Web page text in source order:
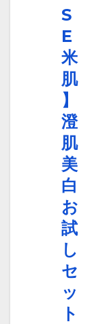
S
E
米
肌
】
澄
肌
美
白
お
試
し
セ
ッ
ト